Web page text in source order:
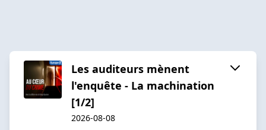
Les auditeurs mènent
l'enquête - La machination
[1/2]
2026-08-08